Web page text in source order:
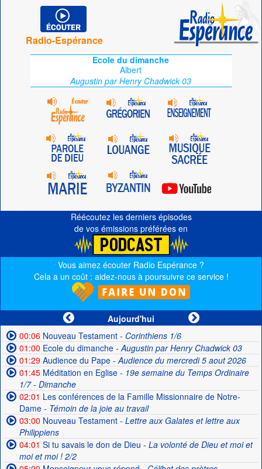
Radio-Espérance
Ecole du dimanche
Albert
Augustin par Henry Chadwick 03
Réécoutez les derniers épisodes
de vos émissions préférées en
Vous aimez écouter Radio Espérance ?
Cela a un coût : aidez-nous à poursuivre ce service !
Aujourd'hui
00:06Nouveau Testament- Corinthiens 1/6
01:00 Ecole du dimanche- Augustin par Henry Chadwick 03
01:29Audience du Pape- Audience du mercredi 5 aout 2026
01:45Méditation en Eglise- 19e semaine du Temps Ordinaire
1/7 - Dimanche
02:01 Les conférences de la Famille Missionnaire de Notre-
Dame- Témoin de la joie au travail
03:00 Nouveau Testament- Lettre aux Galates et lettre aux
Philippiens
04:01 Si tu savais le don de Dieu - La volonté de Dieu et moi et
moi et moi ! 2/2